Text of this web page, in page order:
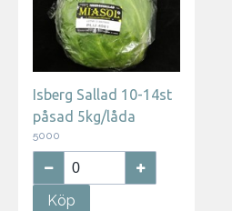
Isberg Sallad 10-14st
påsad 5kg/låda
5000
Köp